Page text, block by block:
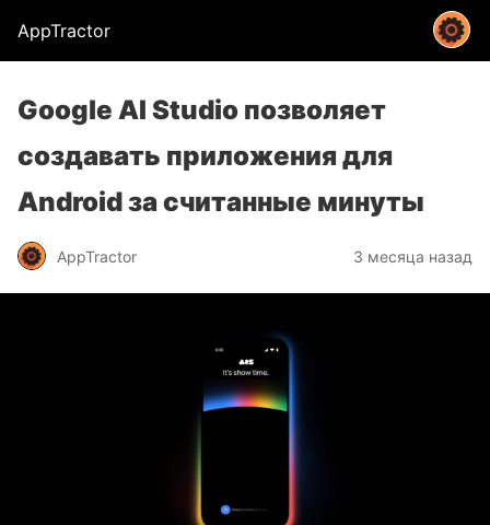
AppTractor
Google AI Studio позволяет
создавать приложения для
Android за считанные минуты
AppTractor 3 месяца назад